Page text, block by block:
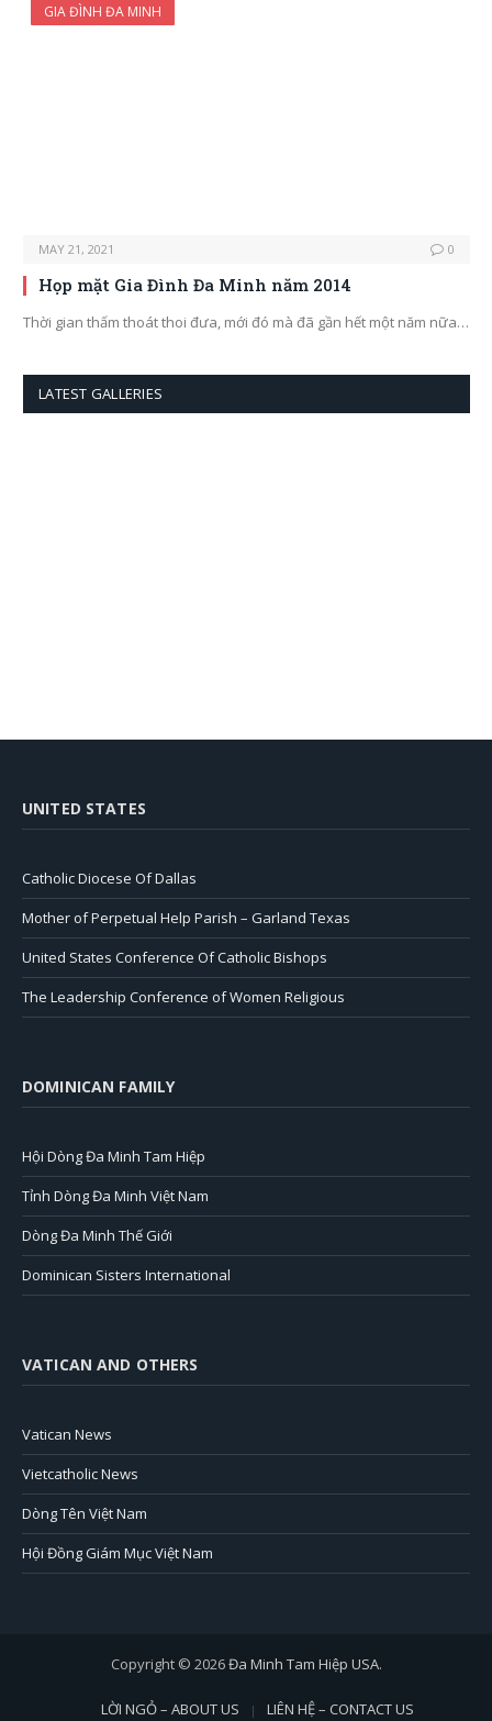
GIA ĐÌNH ĐA MINH
MAY 21, 2021 0
Họp mặt Gia Đình Đa Minh năm 2014
Thời gian thấm thoát thoi đưa, mới đó mà đã gần hết một năm nữa…
LATEST GALLERIES
UNITED STATES
Catholic Diocese Of Dallas
Mother of Perpetual Help Parish – Garland Texas
United States Conference Of Catholic Bishops
The Leadership Conference of Women Religious
DOMINICAN FAMILY
Hội Dòng Đa Minh Tam Hiệp
Tỉnh Dòng Đa Minh Việt Nam
Dòng Đa Minh Thế Giới
Dominican Sisters International
VATICAN AND OTHERS
Vatican News
Vietcatholic News
Dòng Tên Việt Nam
Hội Đồng Giám Mục Việt Nam
Copyright © 2026Đa Minh Tam Hiệp USA.
LỜI NGỎ – ABOUT US LIÊN HỆ – CONTACT US